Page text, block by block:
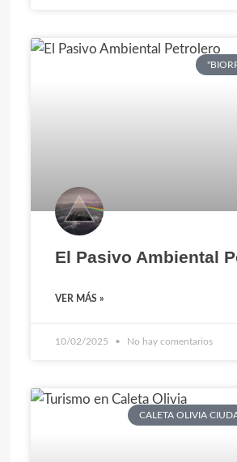
El Pasivo Ambiental
VER MÁS »
10/02/2025 No hay comentarios
CALETA OLIVIA